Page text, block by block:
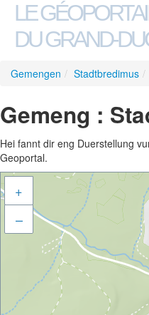
LE
DU GRAND-
Gemengen / Stadtbredimus /
Gemeng :
Hei fannt dir eng Duerstellung
Geoportal.
+
–